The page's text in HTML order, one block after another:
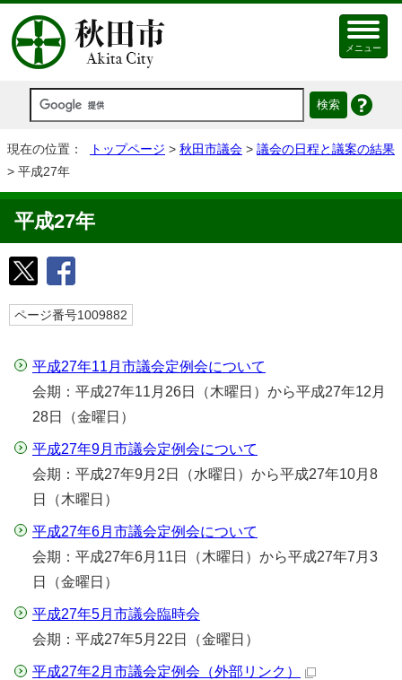
メニュー
現在の位置： トップページ > 秋田市議会 > 議会の日程と議案の結果
> 平成27年
平成27年
ページ番号1009882
平成27年11月市議会定例会について
会期：平成27年11月26日（木曜日）から平成27年12月
28日（金曜日）
平成27年9月市議会定例会について
会期：平成27年9月2日（水曜日）から平成27年10月8
日（木曜日）
平成27年6月市議会定例会について
会期：平成27年6月11日（木曜日）から平成27年7月3
日（金曜日）
平成27年5月市議会臨時会
会期：平成27年5月22日（金曜日）
平成27年2月市議会定例会 （外部リンク）